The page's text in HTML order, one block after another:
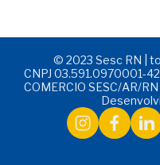
© 2023 Sesc RN |
CNPJ 03.591.0970001-
COMERCIO SESC/AR/RN